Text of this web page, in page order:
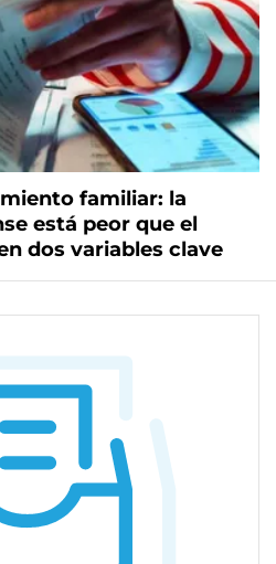
familiar: la
está peor que el
dos variables clave